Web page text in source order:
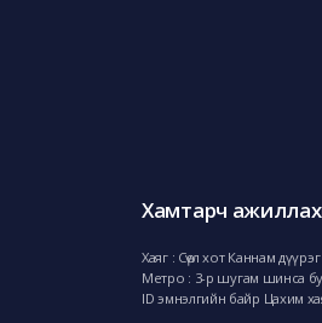
Хамтарч
Хаяг : Сөүл хот Каннам
Метро : 3-р шугам шинса
ID эмнэлгийн байр Цахим